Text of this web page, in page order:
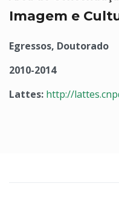
Imagem e
Egressos, Doutorado
2010-2014
Lattes: http://